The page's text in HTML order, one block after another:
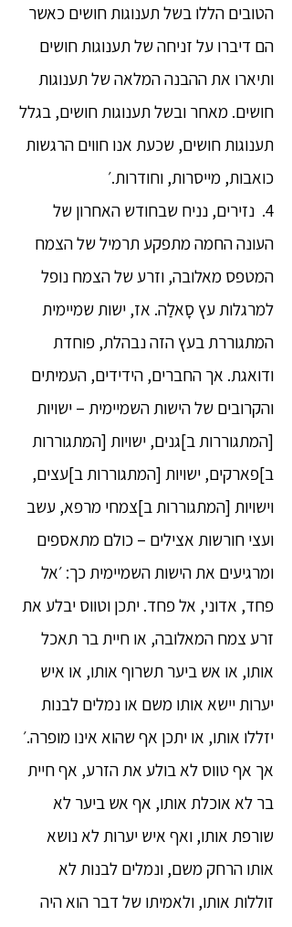
הטובים הללו בשל תענוגות חושים כאשר
הם דיברו על זניחה של תענוגות חושים
ותיארו את ההבנה המלאה של תענוגות
חושים. מאחר ובשל תענוגות חושים, בגלל
תענוגות חושים, שכעת אנו חווים הרגשות
כואבות, מייסרות, וחודרות.׳
4. נזירים, נניח שבחודש האחרון של
העונה החמה מתפקע תרמיל של הצמח
המטפס מאלובה, וזרע של הצמח נופל
למרגלות עץ סָאלַה. אז, ישות שמיימית
המתגוררת בעץ הזה נבהלת, פוחדת
ודואגת. אך החברים, הידידים, העמיתים
והקרובים של הישות השמיימית – ישויות
[המתגוררות ב]גנים, ישויות [המתגוררות
ב]פארקים, ישויות [המתגוררות ב]עצים,
וישויות [המתגוררות ב]צמחי מרפא, עשב
ועצי חורשות אצילים – כולם מתאספים
ומרגיעים את הישות השמיימית כך: ׳אל
פחד, אדוני, אל פחד. יתכן וטווס יבלע את
זרע צמח המאלובה, או חיית בר תאכל
אותו, או אש ביער תשרוף אותו, או איש
יערות יישא אותו משם או נמלים לבנות
יזללו אותו, או יתכן אף שהוא אינו מופרה.׳
אך אף טווס לא בולע את הזרע, אף חיית
בר לא אוכלת אותו, אף אש ביער לא
שורפת אותו, ואף איש יערות לא נושא
אותו הרחק משם, ונמלים לבנות לא
זוללות אותו, ולאמיתו של דבר הוא היה